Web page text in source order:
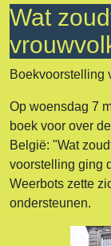
Wat
Boekvoorstelling
Op woensdag 7
boek voor over
België: "Wat
voorstelling ging
Weerbots zette
ondersteunen.